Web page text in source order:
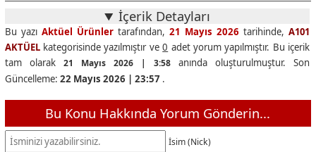
İçerik Detayları
Bu yazı Aktüel Ürünlertarafından, 21 Mayıs 2026 tarihinde,A101
AKTÜELkategorisinde yazılmıştır ve0 adet yorum yapılmıştır. Bu içerik
tam olarak 21 Mayıs 2026 | 3:58anında oluşturulmuştur. Son
Güncelleme: 22 Mayıs 2026 | 23:57 .
Bu Konu Hakkında Yorum Gönderin...
İsim (Nick)